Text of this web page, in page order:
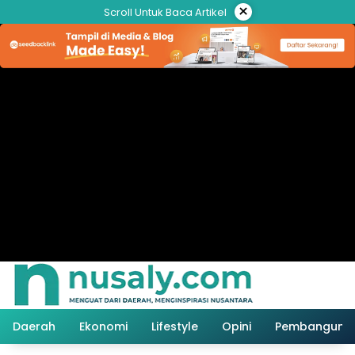
ke
konten
Scroll Untuk Baca Artikel ×
Daerah Ekonomi Lifestyle Opini